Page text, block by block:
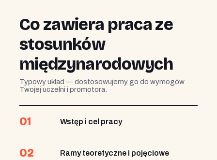
Co zawiera praca ze
stosunków
międzynarodowych
Typowy układ — dostosowujemy go do wymogów
Twojej uczelni i promotora.
01 Wstęp i cel pracy
02 Ramy teoretyczne i pojęciowe